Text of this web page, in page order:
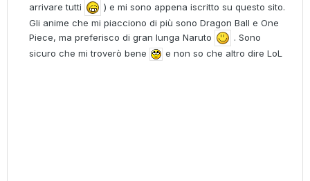
arrivare tutti
) e mi sono appena iscritto su questo sito.
Gli anime che mi piacciono di più sono Dragon Ball e One
Piece, ma preferisco di gran lunga Naruto
. Sono
sicuro che mi troverò bene
e non so che altro dire LoL